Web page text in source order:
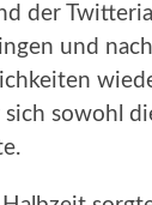
der
und
sowohl